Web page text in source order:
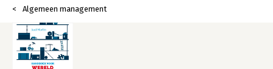
Algemeen management